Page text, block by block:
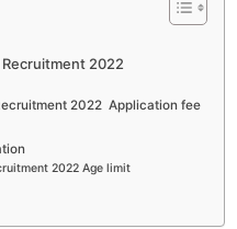
2022
2022 Application fee
2022 Age limit